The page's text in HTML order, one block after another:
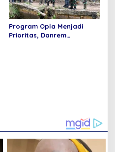
Program Opla Menjadi
Prioritas, Danrem